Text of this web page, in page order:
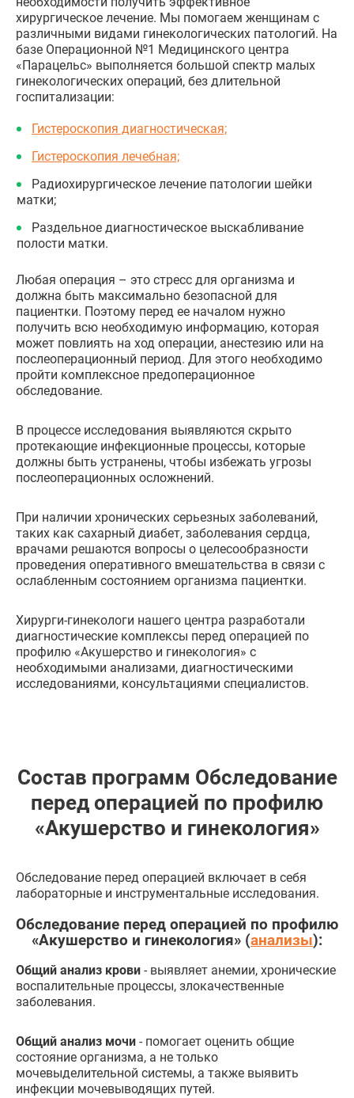
хирургическое лечение. Мы помогаем женщинам с
различными видами гинекологических патологий. На
базе Операционной №1 Медицинского центра
«Парацельс» выполняется большой спектр малых
гинекологических операций, без длительной
госпитализации:
Гистероскопия диагностическая;
Гистероскопия лечебная;
Радиохирургическое лечение патологии шейки
матки;
Раздельное диагностическое выскабливание
полости матки.
Любая операция – это стресс для организма и
должна быть максимально безопасной для
пациентки. Поэтому перед ее началом нужно
получить всю необходимую информацию, которая
может повлиять на ход операции, анестезию или на
послеоперационный период. Для этого необходимо
пройти комплексное предоперационное
обследование.
В процессе исследования выявляются скрыто
протекающие инфекционные процессы, которые
должны быть устранены, чтобы избежать угрозы
послеоперационных осложнений.
При наличии хронических серьезных заболеваний,
таких как сахарный диабет, заболевания сердца,
врачами решаются вопросы о целесообразности
проведения оперативного вмешательства в связи с
ослабленным состоянием организма пациентки.
Хирурги-гинекологи нашего центра разработали
диагностические комплексы перед операцией по
профилю «Акушерство и гинекология» с
необходимыми анализами, диагностическими
исследованиями, консультациями специалистов.
Состав программ Обследование
перед операцией по профилю
«Акушерство и гинекология»
Обследование перед операцией включает в себя
лабораторные и инструментальные исследования.
Обследование перед операцией по профилю
«Акушерство и гинекология» (анализы):
Общий анализ крови - выявляет анемии, хронические
воспалительные процессы, злокачественные
заболевания.
Общий анализ мочи - помогает оценить общие
состояние организма, а не только
мочевыделительной системы, а также выявить
инфекции мочевыводящих путей.